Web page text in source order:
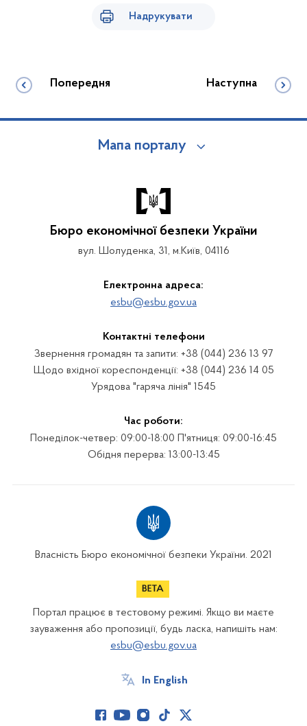
Надрукувати
Попередня Наступна
Мапа порталу
Бюро економічної безпеки України
вул. Шолуденка, 31, м.Київ, 04116
Електронна адреса:
esbu@esbu.gov.ua
Контактні телефони
Звернення громадян та запити: +38 (044) 236 13 97
Щодо вхідної кореспонденції: +38 (044) 236 14 05
Урядова "гаряча лінія" 1545
Час роботи:
Понеділок-четвер: 09:00-18:00 П'ятниця: 09:00-16:45
Обідня перерва: 13:00-13:45
Власність Бюро економічної безпеки України. 2021
Портал працює в тестовому режимі. Якщо ви маєте
зауваження або пропозиції, будь ласка, напишіть нам:
esbu@esbu.gov.ua
In English